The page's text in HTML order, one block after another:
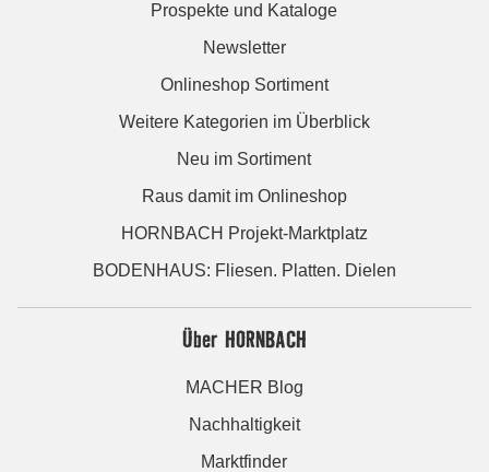
Prospekte und Kataloge
Newsletter
Onlineshop Sortiment
Weitere Kategorien im Überblick
Neu im Sortiment
Raus damit im Onlineshop
HORNBACH Projekt-Marktplatz
BODENHAUS: Fliesen. Platten. Dielen
Über HORNBACH
MACHER Blog
Nachhaltigkeit
Marktfinder